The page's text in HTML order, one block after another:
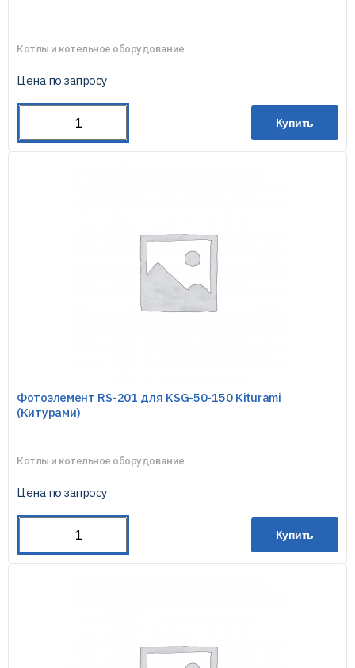
Котлы и котельное оборудование
Цена по запросу
Купить
Фотоэлемент RS-201 для KSG-50-150 Kiturami
(Китурами)
Котлы и котельное оборудование
Цена по запросу
Купить